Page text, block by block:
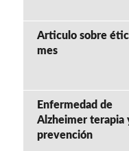
Articulo sobre
mes
Enfermedad de
Alzheimer terapia
prevención